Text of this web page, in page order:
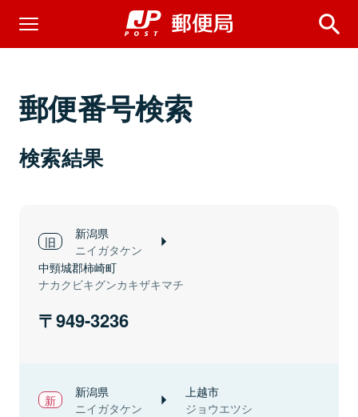
郵便番号検索
検索結果
新潟県
ニイガタケン
中頸城郡柿崎町
ナカクビキグンカキザキマチ
949-3236
新潟県
ニイガタケン
上越市
ジョウエツシ